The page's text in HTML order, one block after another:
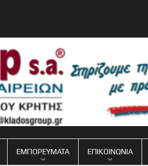
ΕΜΠΟΡΕΥΜΑΤΑ ΕΠΙΚΟΙΝΩΝΙΑ